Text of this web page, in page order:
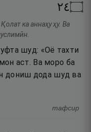
۝٤٢
ка аннаҳу ҳу. Ва
шуд: «Оё тахти
аст. Ва моро ба
дониш дода шуд ва
тафсир